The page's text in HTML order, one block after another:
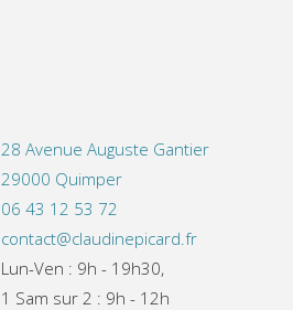
28 Avenue Auguste Gantier
29000 Quimper
06 43 12 53 72
contact@claudinepicard.fr
Lun-Ven : 9h - 19h30,
1 Sam sur 2 : 9h - 12h